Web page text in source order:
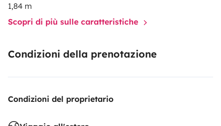
1,84 m
Scopri di più sulle caratteristiche
Condizioni della prenotazione
Condizioni del proprietario